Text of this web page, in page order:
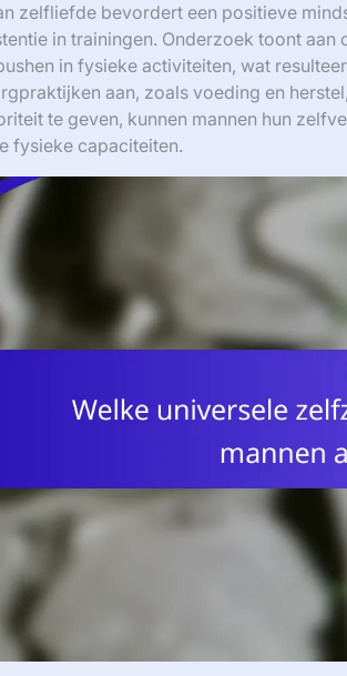
zelfliefde bevordert een positieve
in trainingen. Onderzoek toont
in fysieke activiteiten, wat
aan, zoals voeding en
te geven, kunnen mannen hun
fysieke capaciteiten.